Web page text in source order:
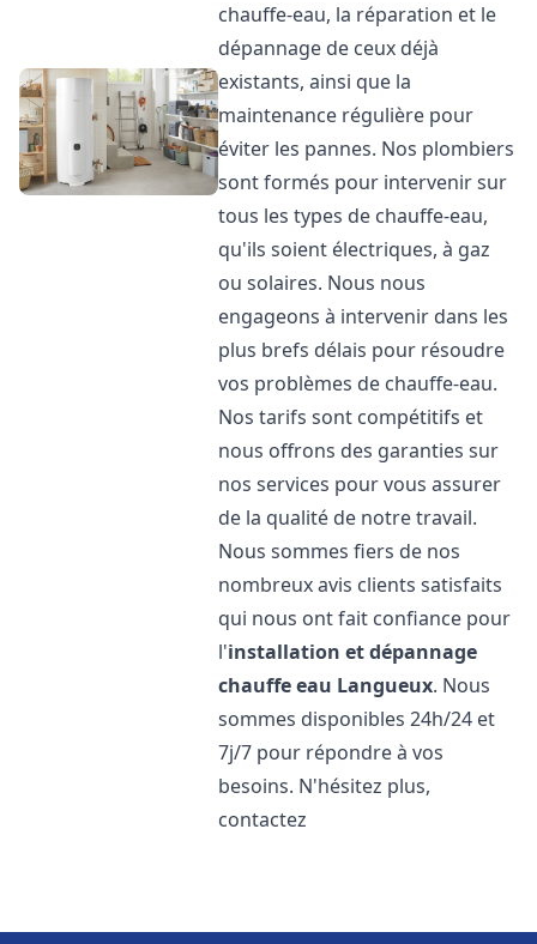
chauffe-eau, la réparation et le
dépannage de ceux déjà
existants, ainsi que la
maintenance régulière pour
éviter les pannes. Nos plombiers
sont formés pour intervenir sur
tous les types de chauffe-eau,
qu'ils soient électriques, à gaz
ou solaires. Nous nous
engageons à intervenir dans les
plus brefs délais pour résoudre
vos problèmes de chauffe-eau.
Nos tarifs sont compétitifs et
nous offrons des garanties sur
nos services pour vous assurer
de la qualité de notre travail.
Nous sommes fiers de nos
nombreux avis clients satisfaits
qui nous ont fait confiance pour
l'installation et dépannage
chauffe eau Langueux. Nous
sommes disponibles 24h/24 et
7j/7 pour répondre à vos
besoins. N'hésitez plus,
contactez